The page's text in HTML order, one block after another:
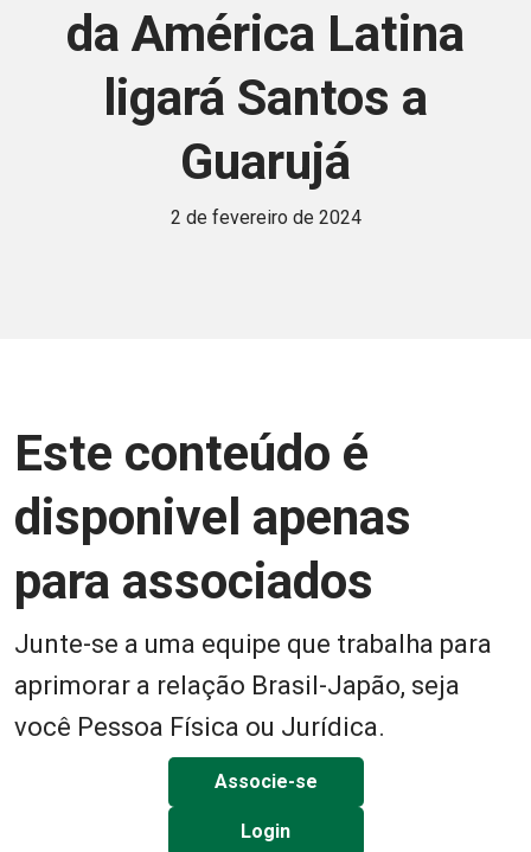
da América Latina
ligará Santos a
Guarujá
2 de fevereiro de 2024
Este conteúdo é
disponivel apenas
para associados
Junte-se a uma equipe que trabalha para
aprimorar a relação Brasil-Japão, seja
você Pessoa Física ou Jurídica.
Associe-se
Login